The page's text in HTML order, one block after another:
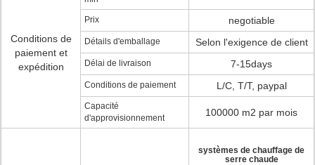
Conditions de
paiement et
expédition
Prix negotiable
Détails d'emballage Selon l'exigence de client
Délai de livraison 7-15days
Conditions de paiement L/C, T/T, paypal
Capacité
d'approvisionnement
100000 m2 par mois
systèmes de chauffage de
serre chaude